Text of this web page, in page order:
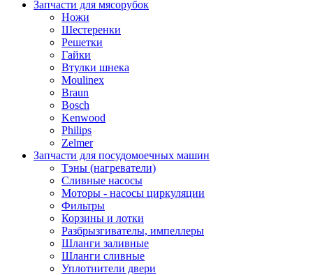
Запчасти для мясорубок
Ножи
Шестеренки
Решетки
Гайки
Втулки шнека
Moulinex
Braun
Bosch
Kenwood
Philips
Zelmer
Запчасти для посудомоечных машин
Тэны (нагреватели)
Сливные насосы
Моторы - насосы циркуляции
Фильтры
Корзины и лотки
Разбрызгивателы, импеллеры
Шланги заливные
Шланги сливные
Уплотнители двери